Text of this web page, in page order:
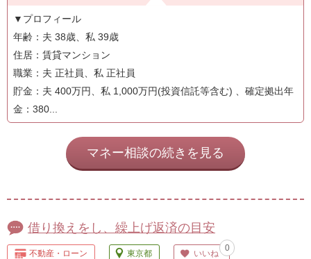
▼プロフィール
年齢：夫 38歳、私 39歳
住居：賃貸マンション
職業：夫 正社員、私 正社員
貯金：夫 400万円、私 1,000万円(投資信託等含む) 、確定拠出年
金：380...
マネー相談の続きを見る
借り換えをし、繰上げ返済の目安
不動産・ローン 東京都 いいね
0